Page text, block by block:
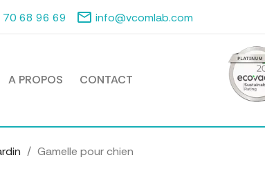
68 96 69 mail_outline info@vcomlab.com
A PROPOS CONTACT
Gamelle pour chien